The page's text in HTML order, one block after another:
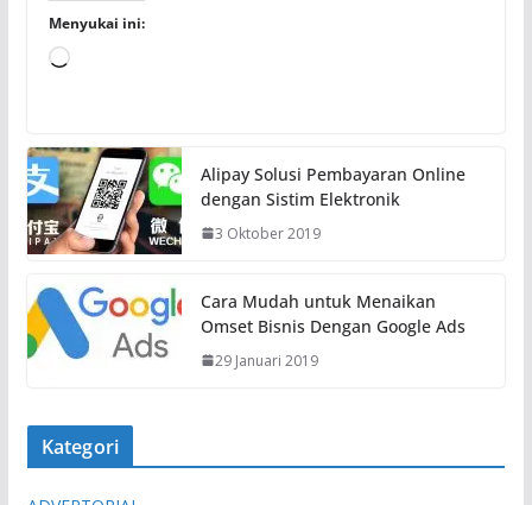
Menyukai ini:
M
u
a
t
.
Alipay Solusi Pembayaran Online
dengan Sistim Elektronik
3 Oktober 2019
Cara Mudah untuk Menaikan
Omset Bisnis Dengan Google Ads
29 Januari 2019
Kategori